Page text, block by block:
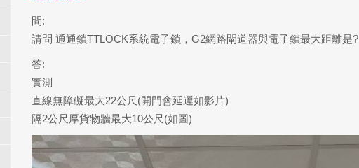
問:
請問 通通鎖TTLOCK系統電子鎖，G2網路閘道器與電子鎖最大距離是?
答:
實測
直線無障礙最大22公尺(開門會延遲如影片)
隔2公尺厚貨物牆最大10公尺(如圖)